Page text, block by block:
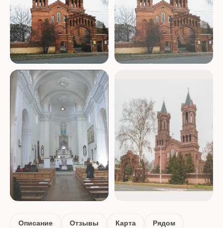
Описание Отзывы Карта Рядом